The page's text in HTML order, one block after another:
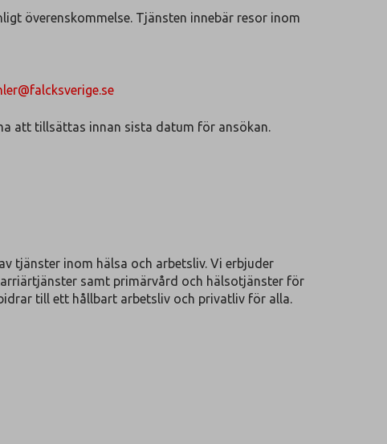
överenskommelse. Tjänsten innebär resor inom
att tillsättas innan sista datum för ansökan.
tjänster inom hälsa och arbetsliv. Vi erbjuder
samt primärvård och hälsotjänster för
till ett hållbart arbetsliv och privatliv för alla.